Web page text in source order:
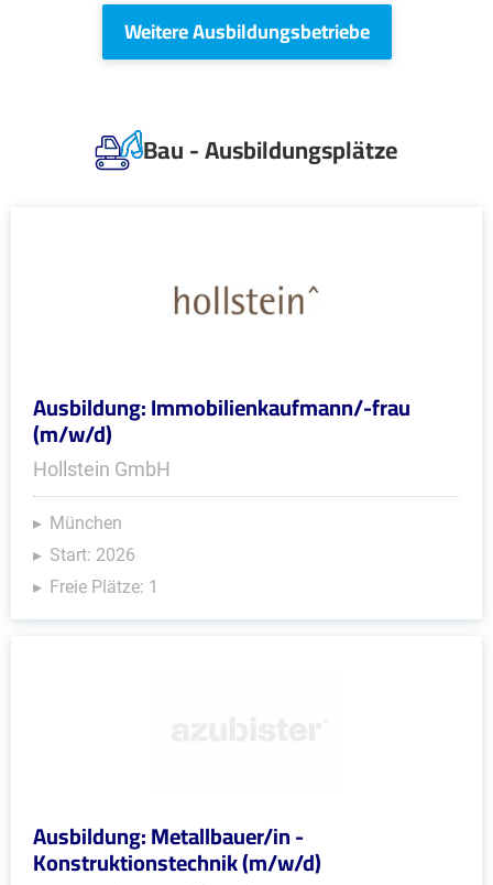
Weitere Ausbildungsbetriebe
Bau - Ausbildungsplätze
Ausbildung: Immobilienkaufmann/-frau
(m/w/d)
Hollstein GmbH
München
Start: 2026
Freie Plätze: 1
Ausbildung: Metallbauer/in -
Konstruktionstechnik (m/w/d)